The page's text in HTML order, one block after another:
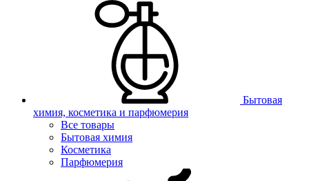
Бытовая
химия, косметика и парфюмерия
Все товары
Бытовая химия
Косметика
Парфюмерия